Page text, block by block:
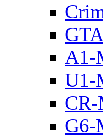
A1-
U1-
G6-